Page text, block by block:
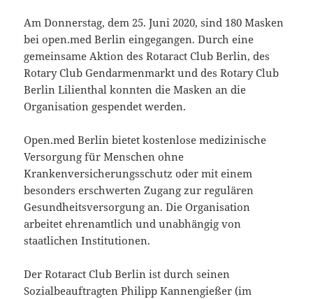
Am Donnerstag, dem 25. Juni 2020, sind 180 Masken
bei open.med Berlin eingegangen. Durch eine
gemeinsame Aktion des Rotaract Club Berlin, des
Rotary Club Gendarmenmarkt und des Rotary Club
Berlin Lilienthal konnten die Masken an die
Organisation gespendet werden.
Open.med Berlin bietet kostenlose medizinische
Versorgung für Menschen ohne
Krankenversicherungsschutz oder mit einem
besonders erschwerten Zugang zur regulären
Gesundheitsversorgung an. Die Organisation
arbeitet ehrenamtlich und unabhängig von
staatlichen Institutionen.
Der Rotaract Club Berlin ist durch seinen
Sozialbeauftragten Philipp Kannengießer (im